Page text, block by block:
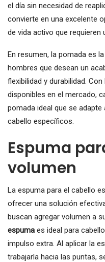
el día sin necesidad de
convierte en una excelente
de vida activo que
En resumen, la pomada es
hombres que desean un
flexibilidad y durabilidad.
disponibles en el mercado,
pomada ideal que se
cabello específicos.
Espuma
volumen
La espuma para el cabello
ofrecer una solución
buscan agregar volumen a
espuma es ideal para
impulso extra. Al aplicar la
trabajarla hacia las puntas,